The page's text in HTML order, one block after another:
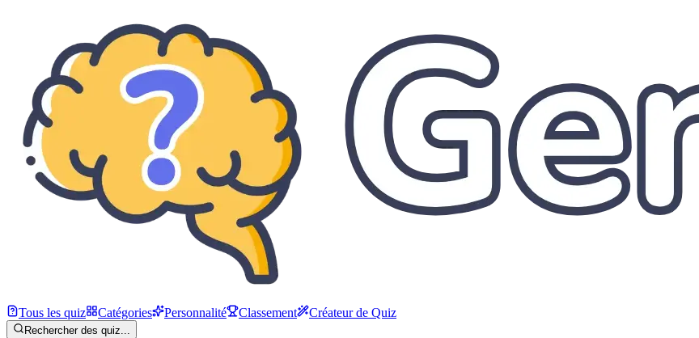
Tous les quiz Catégories Personnalité Classement Créateur de Quiz
Rechercher des quiz...